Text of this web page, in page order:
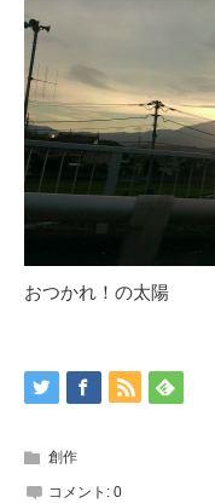
おつかれ！の太陽
創作
コメント: 0